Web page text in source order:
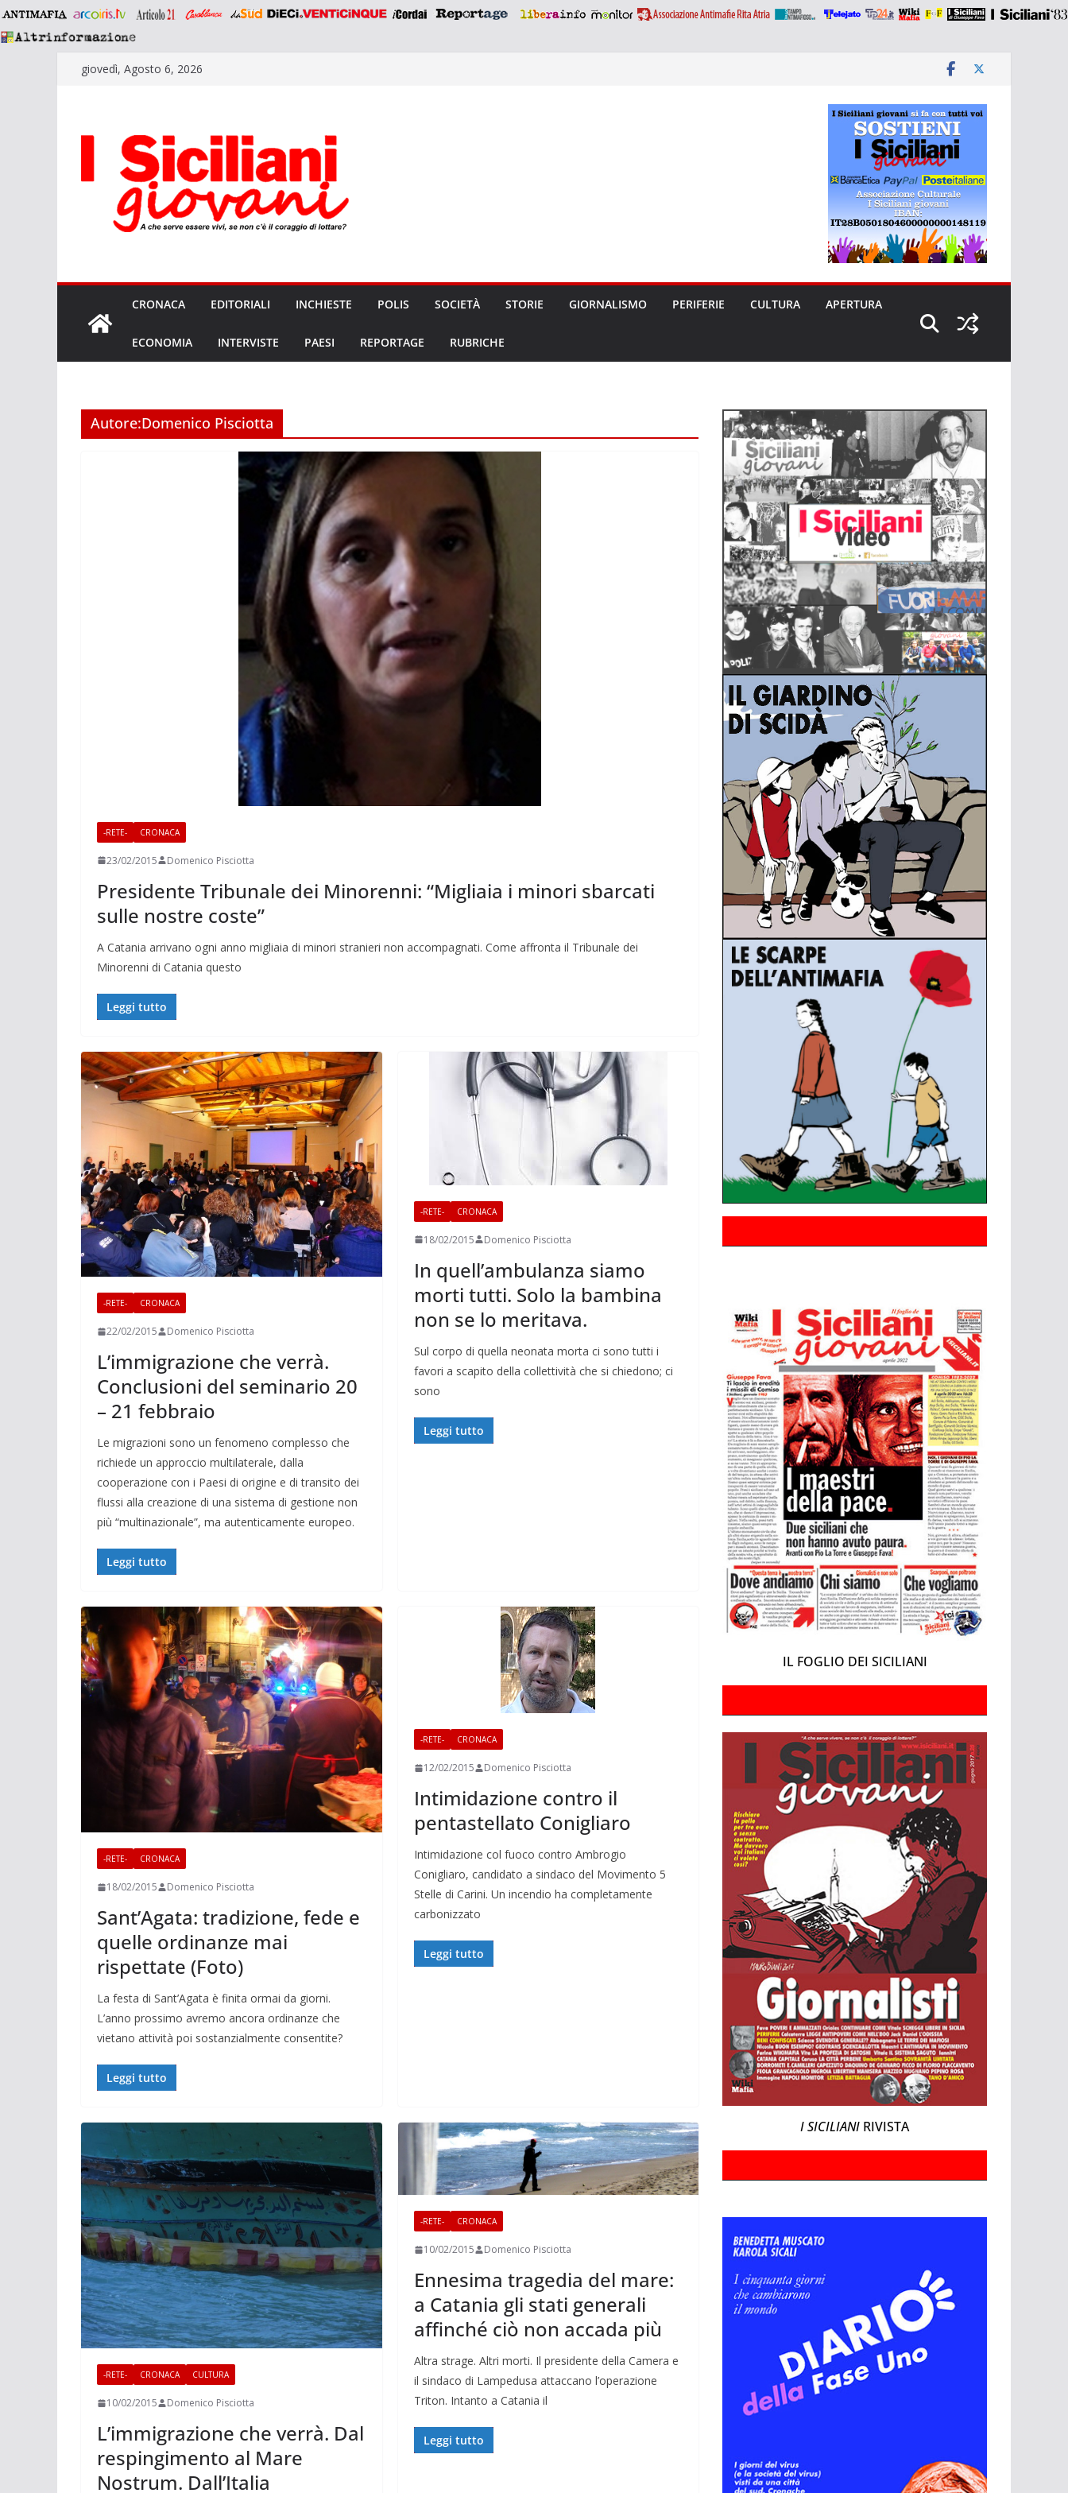
Saltagiovedì, Agosto 6, 2026
CRONACA EDITORIALI INCHIESTE POLIS SOCIETÀ STORIE GIORNALISMO PERIFERIE CULTURA APERTURA
ECONOMIA INTERVISTE PAESI REPORTAGE RUBRICHE
Autore:Domenico Pisciotta
-RETE- CRONACA
23/02/2015 Domenico Pisciotta
Presidente Tribunale dei Minorenni: “Migliaia i minori sbarcati
sulle nostre coste”
A Catania arrivano ogni anno migliaia di minori stranieri non accompagnati. Come affronta il Tribunale dei
Minorenni di Catania questo
Leggi tutto
-RETE- CRONACA
22/02/2015 Domenico Pisciotta
L’immigrazione che verrà.
Conclusioni del seminario 20
– 21 febbraio
Le migrazioni sono un fenomeno complesso che
richiede un approccio multilaterale, dalla
cooperazione con i Paesi di origine e di transito dei
flussi alla creazione di una sistema di gestione non
più “multinazionale”, ma autenticamente europeo.
Leggi tutto
-RETE- CRONACA
18/02/2015 Domenico Pisciotta
In quell’ambulanza siamo
morti tutti. Solo la bambina
non se lo meritava.
Sul corpo di quella neonata morta ci sono tutti i
favori a scapito della collettività che si chiedono; ci
sono
Leggi tutto
-RETE- CRONACA
18/02/2015 Domenico Pisciotta
Sant’Agata: tradizione, fede e
quelle ordinanze mai
rispettate (Foto)
La festa di Sant’Agata è finita ormai da giorni.
L’anno prossimo avremo ancora ordinanze che
vietano attività poi sostanzialmente consentite?
Leggi tutto
-RETE- CRONACA
12/02/2015 Domenico Pisciotta
Intimidazione contro il
pentastellato Conigliaro
Intimidazione col fuoco contro Ambrogio
Conigliaro, candidato a sindaco del Movimento 5
Stelle di Carini. Un incendio ha completamente
carbonizzato
Leggi tutto
-RETE- CRONACA CULTURA
10/02/2015 Domenico Pisciotta
L’immigrazione che verrà. Dal
respingimento al Mare
Nostrum. Dall’Italia
-RETE- CRONACA
10/02/2015 Domenico Pisciotta
Ennesima tragedia del mare:
a Catania gli stati generali
affinché ciò non accada più
Altra strage. Altri morti. Il presidente della Camera e
il sindaco di Lampedusa attaccano l’operazione
Triton. Intanto a Catania il
Leggi tutto
IL FOGLIO DEI SICILIANI
I SICILIANI RIVISTA